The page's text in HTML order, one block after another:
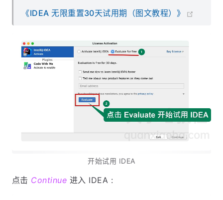
《IDEA 无限重置30天试用期（图文教程）》
开始试用 IDEA
点击 Continue 进入 IDEA :